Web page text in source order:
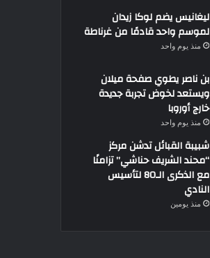
ليغانيس يضم لوكا زيدان
لموسم واحد قادمًا من غرناطة
منذ يوم واحد
بن ناصر يطوي صفحة ميلان
ويستعد لخوض تجربة جديدة
خارج أوروبا
منذ يوم واحد
شبيبة القبائل تدشن مركز
“محند الشريف حناشي” تزامنًا
مع الذكرى الـ80 لتأسيس
النادي
منذ يومين